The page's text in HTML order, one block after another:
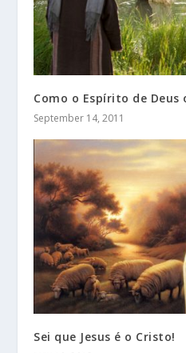
Como o Espírito de
September 14, 2011
Sei que Jesus é o Cristo!